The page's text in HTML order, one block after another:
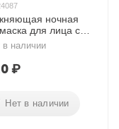
ночная
для лица с
100 мл
в наличии
₽
Нет в наличии